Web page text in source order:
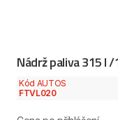
Nádrž paliva 315 l
Kód AUTOS
FTVL020